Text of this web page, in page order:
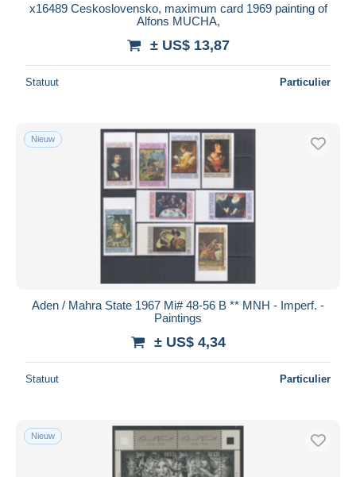
x16489 Ceskoslovensko, maximum card 1969 painting of
Alfons MUCHA,
± US$ 13,87
Statuut Particulier
Nieuw
Aden / Mahra State 1967 Mi# 48-56 B ** MNH - Imperf. -
Paintings
± US$ 4,34
Statuut Particulier
Nieuw